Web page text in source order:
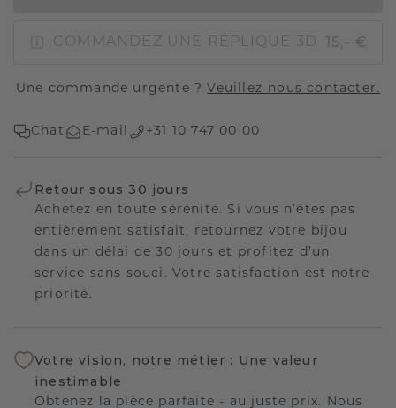
COMMANDEZ UNE RÉPLIQUE 3D 15,- €
Une commande urgente ?Veuillez-nous contacter.
Chat E-mail +31 10 747 00 00
Retour sous 30 jours
Achetez en toute sérénité. Si vous n’êtes pas
entièrement satisfait, retournez votre bijou
dans un délai de 30 jours et profitez d’un
service sans souci. Votre satisfaction est notre
priorité.
Votre vision, notre métier : Une valeur
inestimable
Obtenez la pièce parfaite - au juste prix. Nous